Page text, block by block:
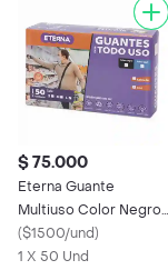
$ 75.000
Eterna Guante
Multiuso Color Negro
Talla L
($1500/und)
1 X 50 Und